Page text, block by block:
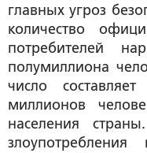
главных угроз
количество
потребителей
полумиллиона
число
миллионов
населения